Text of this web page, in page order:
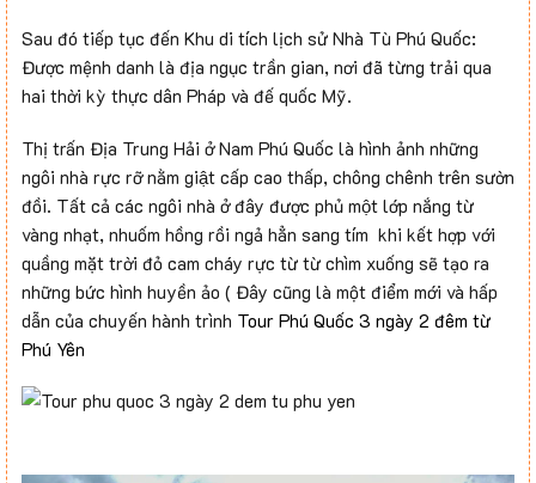
Sau đó tiếp tục đến Khu di tích lịch sử Nhà Tù Phú Quốc:
Được mệnh danh là địa ngục trần gian, nơi đã từng trải qua
hai thời kỳ thực dân Pháp và đế quốc Mỹ.
Thị trấn Địa Trung Hải ở Nam Phú Quốc là hình ảnh những
ngôi nhà rực rỡ nằm giật cấp cao thấp, chông chênh trên sườn
đồi. Tất cả các ngôi nhà ở đây được phủ một lớp nắng từ
vàng nhạt, nhuốm hồng rồi ngả hẳn sang tím khi kết hợp với
quầng mặt trời đỏ cam cháy rực từ từ chìm xuống sẽ tạo ra
những bức hình huyền ảo ( Đây cũng là một điểm mới và hấp
dẫn của chuyến hành trình Tour Phú Quốc 3 ngày 2 đêm từ
Phú Yên